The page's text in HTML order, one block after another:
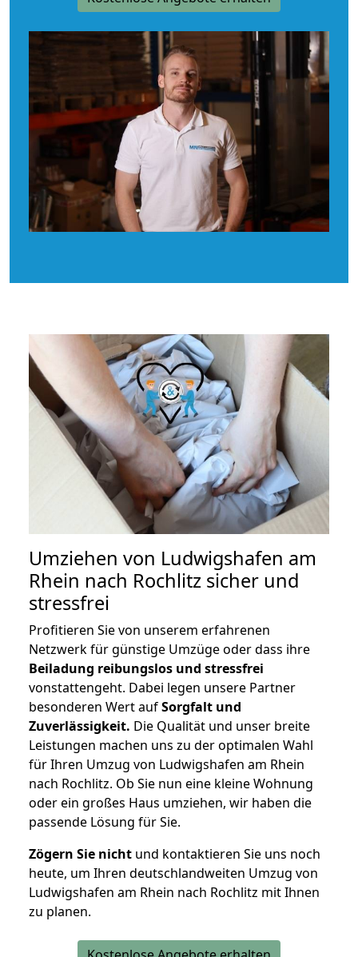
Umziehen von Ludwigshafen am
Rhein nach Rochlitz sicher und
stressfrei
Profitieren Sie von unserem erfahrenen
Netzwerk für günstige Umzüge oder dass ihre
Beiladung reibungslos und stressfrei
vonstattengeht. Dabei legen unsere Partner
besonderen Wert aufSorgfalt und
Zuverlässigkeit. Die Qualität und unser breite
Leistungen machen uns zu der optimalen Wahl
für Ihren Umzug von Ludwigshafen am Rhein
nach Rochlitz. Ob Sie nun eine kleine Wohnung
oder ein großes Haus umziehen, wir haben die
passende Lösung für Sie.
Zögern Sie nicht und kontaktieren Sie uns noch
heute, um Ihren deutschlandweiten Umzug von
Ludwigshafen am Rhein nach Rochlitz mit Ihnen
zu planen.